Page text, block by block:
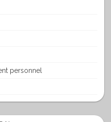
personnel